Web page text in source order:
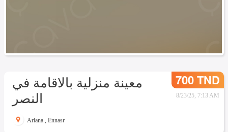
معينة منزلية بالاقامة في
النصر
700 TND
8/23/25, 7:13 AM
Ariana , Ennasr